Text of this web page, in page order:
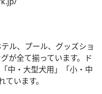
ル、プール、グッズショ
が全て揃っています。ド
中・大型犬用」「小・中
います。